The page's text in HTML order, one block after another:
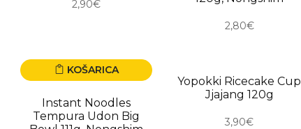
2,90€
2,80€
KOŠARICA
Instant Noodles
Tempura Udon Big
USKORO
Yopokki Ricecake Cup
Jjajang 120g
3,90€